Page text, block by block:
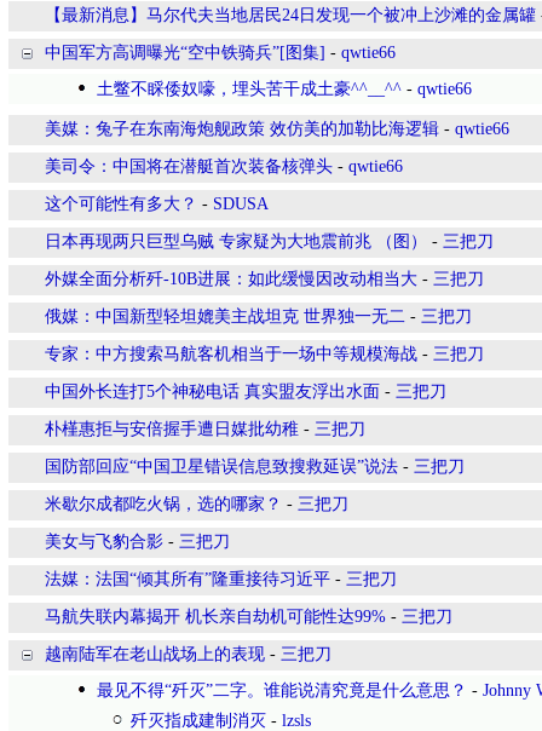
【最新消息】马尔代夫当地居民24日发现一个被冲上沙滩的金属罐
中国军方高调曝光“空中铁骑兵”[图集] - qwtie66
土鳖不睬倭奴嚎，埋头苦干成土豪^^__^^ - qwtie66
美媒：兔子在东南海炮舰政策 效仿美的加勒比海逻辑 - qwtie66
美司令：中国将在潜艇首次装备核弹头 - qwtie66
这个可能性有多大？ - SDUSA
日本再现两只巨型乌贼 专家疑为大地震前兆 （图） - 三把刀
外媒全面分析歼-10B进展：如此缓慢因改动相当大 - 三把刀
俄媒：中国新型轻坦媲美主战坦克 世界独一无二 - 三把刀
专家：中方搜索马航客机相当于一场中等规模海战 - 三把刀
中国外长连打5个神秘电话 真实盟友浮出水面 - 三把刀
朴槿惠拒与安倍握手遭日媒批幼稚 - 三把刀
国防部回应“中国卫星错误信息致搜救延误”说法 - 三把刀
米歇尔成都吃火锅，选的哪家？ - 三把刀
美女与飞豹合影 - 三把刀
法媒：法国“倾其所有”隆重接待习近平 - 三把刀
马航失联内幕揭开 机长亲自劫机可能性达99% - 三把刀
越南陆军在老山战场上的表现 - 三把刀
最见不得“歼灭”二字。谁能说清究竟是什么意思？ - Johnny
歼灭指成建制消灭 - lzsls